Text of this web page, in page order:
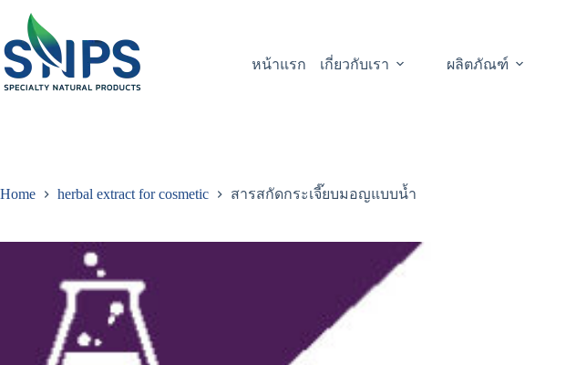
หน้าแรก เกี่ยวกับเรา ผลิตภัณฑ์
Home herbal extract for cosmetic สารสกัดกระเจี๊ยบมอญแบบน้ำ